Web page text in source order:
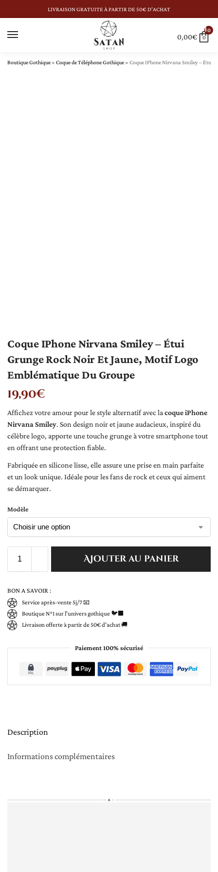
LIVRAISON GRATUITE À PARTIR DE 50€ D’ACHAT
0
0,00€ 0
Boutique Gothique » Coque de Téléphone Gothique » Coque IPhone Nirvana Smiley – Étui
Coque IPhone Nirvana Smiley – Étui
Grunge Rock Noir Et Jaune, Motif Logo
Emblématique Du Groupe
19,90€
Affichez votre amour pour le style alternatif avec la coque iPhone
Nirvana Smiley. Son design noir et jaune audacieux, inspiré du
célèbre logo, apporte une touche grunge à votre smartphone tout
en offrant une protection fiable.
Fabriquée en silicone lisse, elle assure une prise en main parfaite
et un look unique. Idéale pour les fans de rock et ceux qui aiment
se démarquer.
Modèle
Ajouter au panier
BON A SAVOIR :
Service après-vente 5j/7 📧
Boutique N°1 sur l'univers gothique 🐦‍⬛
Livraison offerte à partir de 50€ d'achat 🚚
Paiement 100% sécurisé
Description
Informations complémentaires